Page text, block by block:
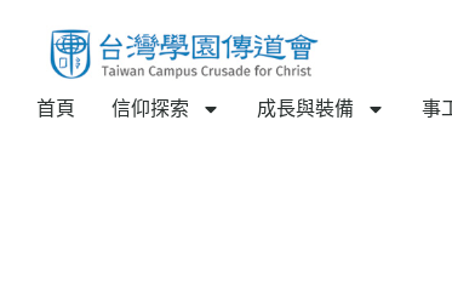
首頁 信仰探索 成長與裝備 事